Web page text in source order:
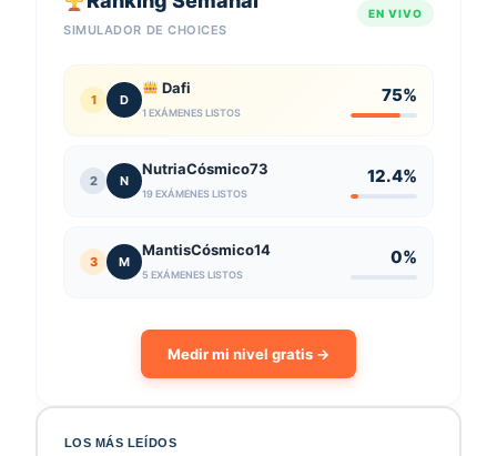
SIMULADOR DE CHOICES
EN VIVO
1 D
Dafi
1 EXÁMENES LISTOS
75%
2 N
NutriaCósmico73
19 EXÁMENES LISTOS
12.4%
3 M
MantisCósmico14
5 EXÁMENES LISTOS
0%
Medir mi nivel gratis →
LOS MÁS LEÍDOS